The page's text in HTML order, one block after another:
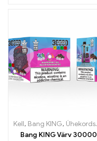
Kell, Bang KING, Ühekordsed e-sigaretid Leedu
Bang KING Värv 30000